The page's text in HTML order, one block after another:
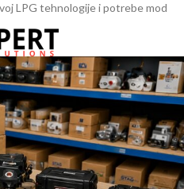
LPG tehnologije i potrebe mod